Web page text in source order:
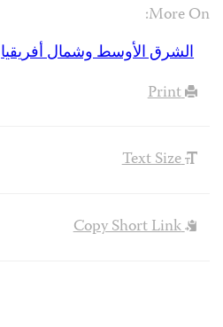
More On:
الشرق الأوسط وشمال أفريقيا
Print
Text Size
Copy Short Link